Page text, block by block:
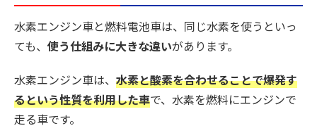
水素エンジン車と燃料電池車は、同じ水素を使うといっ
ても、 使う仕組みに大きな違いがあります。
水素エンジン車は、 水素と酸素を合わせることで爆発す
るという性質を利用した車で、水素を燃料にエンジンで
走る車です。